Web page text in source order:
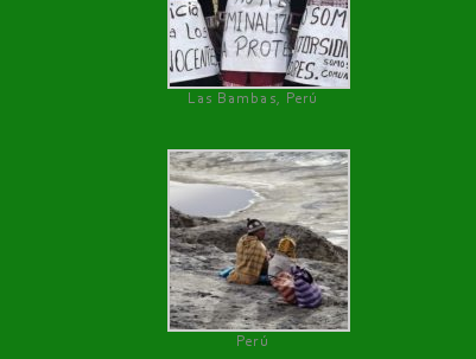
Las Bambas, Perú
Perú